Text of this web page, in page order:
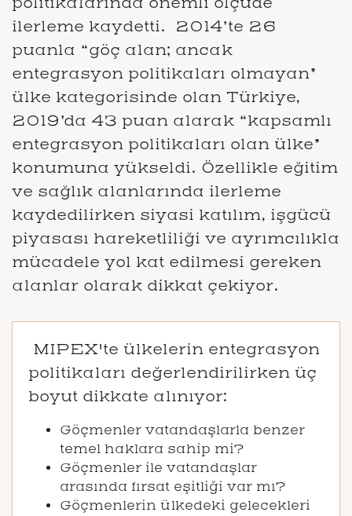
ilerleme kaydetti. 2014’te 26
puanla “göç alan; ancak
entegrasyon politikaları olmayan”
ülke kategorisinde olan Türkiye,
2019’da 43 puan alarak “kapsamlı
entegrasyon politikaları olan ülke”
konumuna yükseldi. Özellikle eğitim
ve sağlık alanlarında ilerleme
kaydedilirken siyasi katılım, işgücü
piyasası hareketliliği ve ayrımcılıkla
mücadele yol kat edilmesi gereken
alanlar olarak dikkat çekiyor.
MIPEX'te ülkelerin entegrasyon
politikaları değerlendirilirken üç
boyut dikkate alınıyor:
Göçmenler vatandaşlarla benzer
temel haklara sahip mi?
Göçmenler ile vatandaşlar
arasında fırsat eşitliği var mı?
Göçmenlerin ülkedeki gelecekleri